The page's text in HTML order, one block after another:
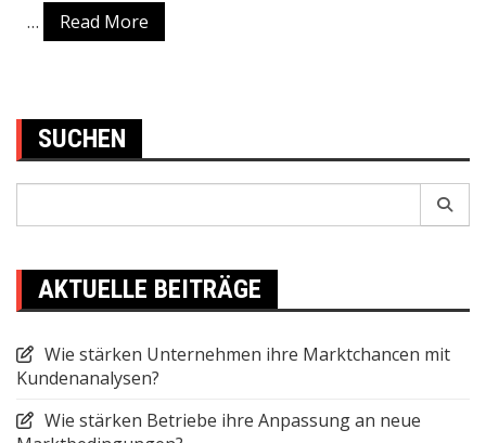
…
Read More
SUCHEN
AKTUELLE BEITRÄGE
Wie stärken Unternehmen ihre Marktchancen mit
Kundenanalysen?
Wie stärken Betriebe ihre Anpassung an neue